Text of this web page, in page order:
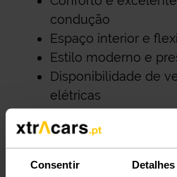
Consentir Detalhes
condução
Espaço interior e
Estilo moderno e
Disponibilidade de
elétricas
Os SUV são uma
procura conforto e